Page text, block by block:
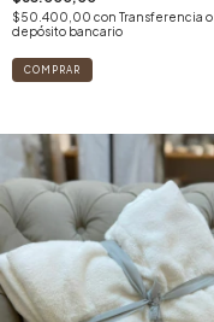
$50.400,00 con Transferencia o
depósito bancario